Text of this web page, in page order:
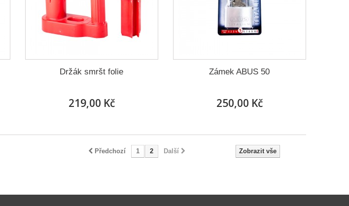
Držák smršt folie
219,00 Kč
Zámek ABUS 50
250,00 Kč
Zobrazit vše
Předchozí 1 2 Další